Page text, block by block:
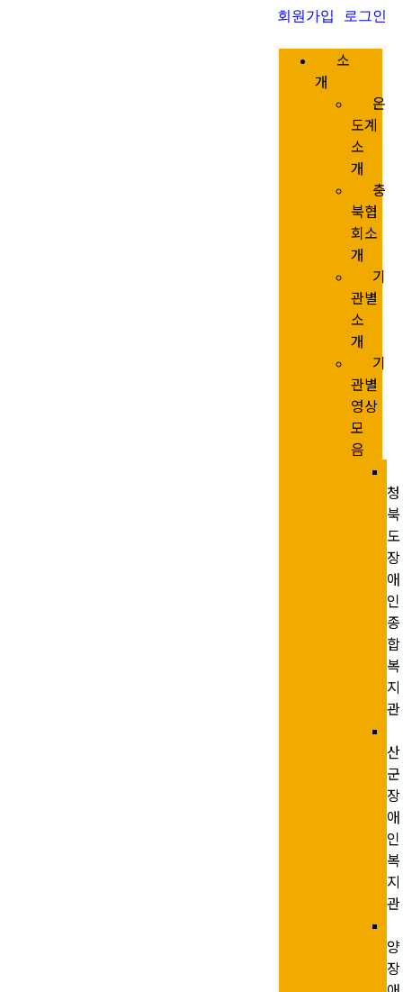
회원가입 로그인
소
개
온
도계
소
개
충
북협
회소
개
기
관별
소
개
기
관별
영상
모
음
청
북
도
장
애
인
종
합
복
지
관
산
군
장
애
인
복
지
관
양
장